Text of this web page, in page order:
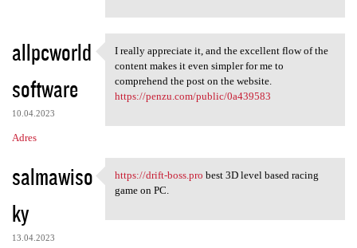
allpcworld
software
10.04.2023
Adres
I really appreciate it, and
I really appreciate it, and the excellent flow of the
content makes it even simpler for me to
comprehend the post on the website.
https://penzu.com/public/0a439583
salmawiso
ky
13.04.2023
https://drift-boss.pro best
https://drift-boss.pro best 3D level based racing
game on PC.